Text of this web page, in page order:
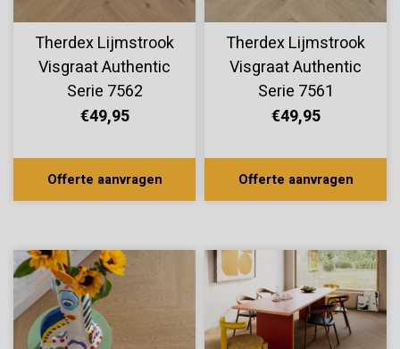
Therdex Lijmstrook
Visgraat Authentic
Serie 7562
€49,95
Offerte aanvragen
Therdex Lijmstrook
Visgraat Authentic
Serie 7561
€49,95
Offerte aanvragen